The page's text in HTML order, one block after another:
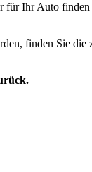
für Ihr Auto
finden Sie